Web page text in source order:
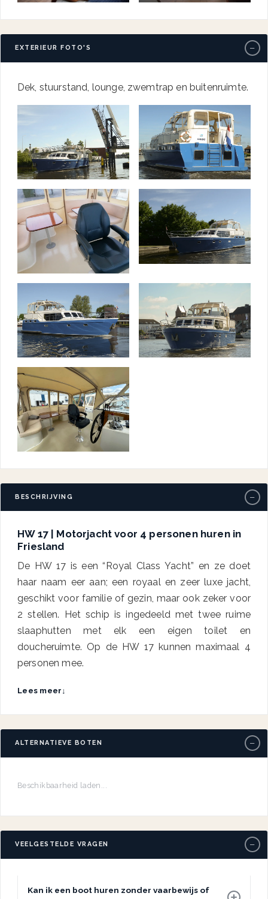
EXTERIEUR FOTO'S −
Dek, stuurstand, lounge, zwemtrap en buitenruimte.
BESCHRIJVING −
HW 17 | Motorjacht voor 4 personen huren in
Friesland
De HW 17 is een “Royal Class Yacht” en ze doet
haar naam eer aan; een royaal en zeer luxe jacht,
geschikt voor familie of gezin, maar ook zeker voor
2 stellen. Het schip is ingedeeld met twee ruime
slaaphutten met elk een eigen toilet en
doucheruimte. Op de HW 17 kunnen maximaal 4
personen mee.
Lees meer ↓
ALTERNATIEVE BOTEN −
Beschikbaarheid laden...
VEELGESTELDE VRAGEN −
Kan ik een boot huren zonder vaarbewijs of